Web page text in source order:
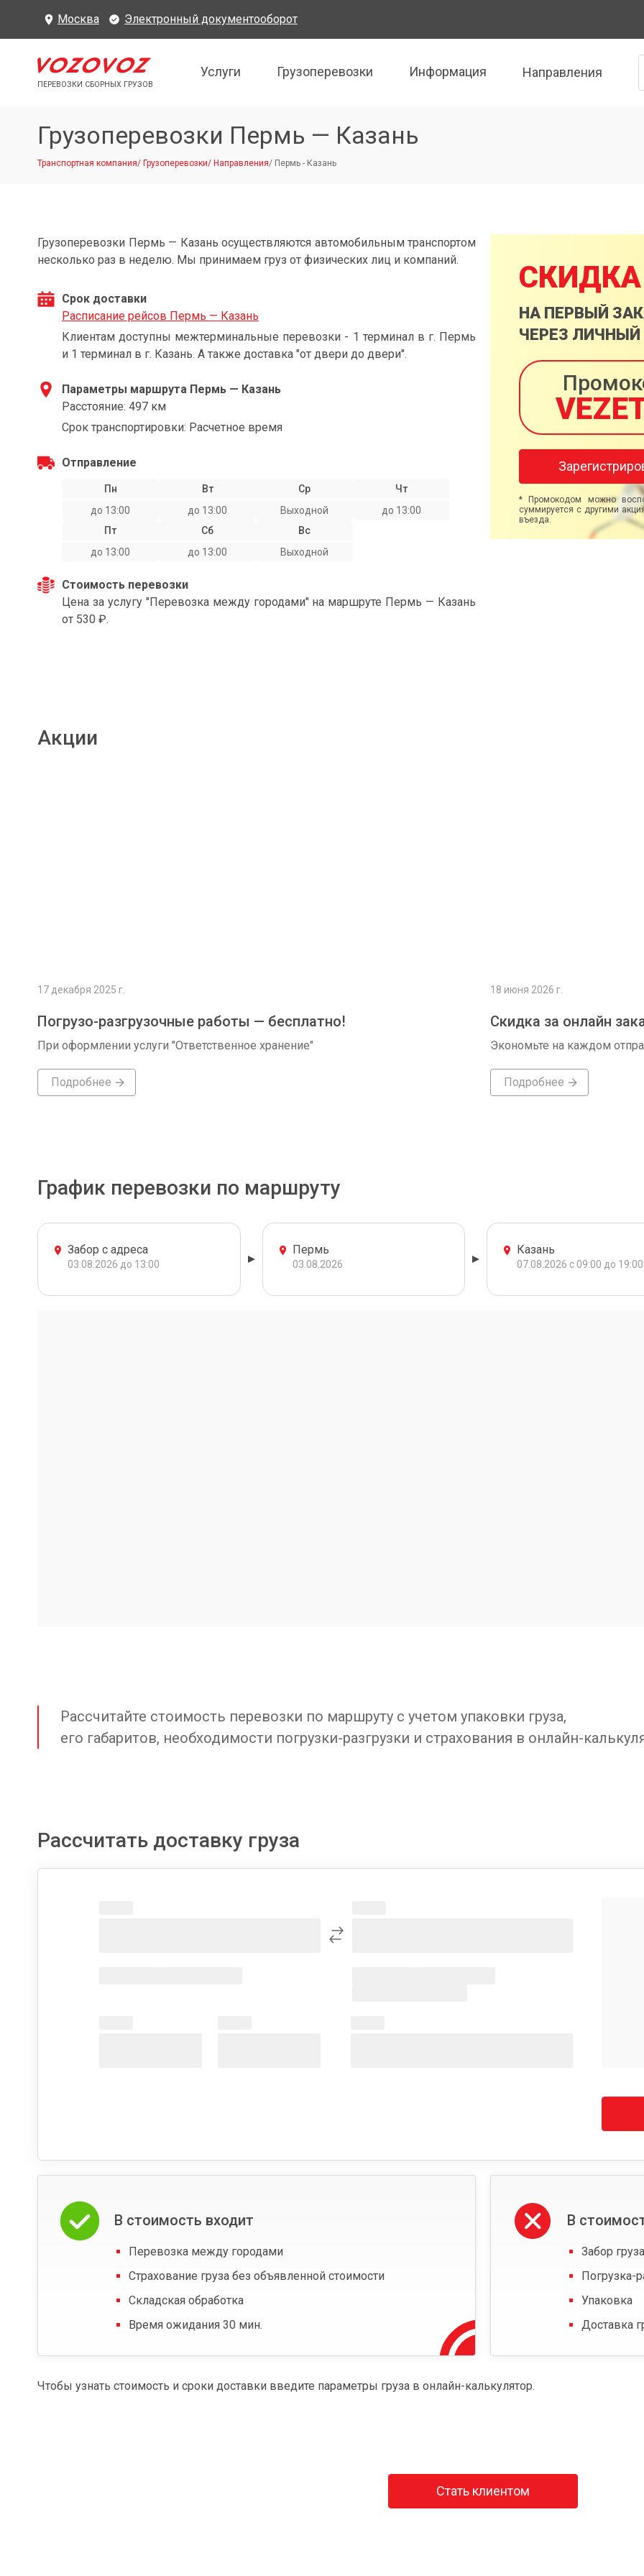
Москва Электронный документооборот
ПЕРЕВОЗКИ СБОРНЫХ ГРУЗОВ
Услуги Грузоперевозки Информация Направления
Грузоперевозки Пермь — Казань
Транспортная компания/ Грузоперевозки/ Направления/ Пермь - Казань
Грузоперевозки Пермь — Казань осуществляются автомобильным транспортом
несколько раз в неделю. Мы принимаем груз от физических лиц и компаний.
Срок доставки
Расписание рейсов Пермь — Казань
Клиентам доступны межтерминальные перевозки - 1 терминал в г. Пермь
и 1 терминал в г. Казань. А также доставка "от двери до двери".
Параметры маршрута Пермь — Казань
Расстояние: 497 км
Срок транспортировки: Расчетное время
Отправление
Пн
до 13:00
Вт
до 13:00
Ср
Выходной
Чт
до 13:00
Пт
до 13:00
Сб
до 13:00
Вс
Выходной
Стоимость перевозки
Цена за услугу "Перевозка между городами" на маршруте Пермь — Казань
от 530 ₽.
СКИДКА
НА ПЕРВЫЙ
ЧЕРЕЗ ЛИЧНЫЙ
* Промокодом можно
суммируется с другими
въезда.
Акции
17 декабря 2025 г.
Погрузо-разгрузочные работы — бесплатно!
При оформлении услуги "Ответственное хранение"
Подробнее
18 июня 2026 г.
Скидка за онлайн
Экономьте на каждом
Подробнее
График перевозки по маршруту
Забор с адреса
03.08.2026 до 13:00
Пермь
03.08.2026
Казань
07.08.2026 с 09:00 до 19:00
Рассчитайте стоимость перевозки по маршруту с учетом упаковки груза,
его габаритов, необходимости погрузки-разгрузки и страхования в онлайн-
Рассчитать доставку груза
В стоимость входит
Перевозка между городами
Страхование груза без объявленной стоимости
Складская обработка
Время ожидания 30 мин.
В
Забор
Погрузка-
Упаковка
Доставка
Чтобы узнать стоимость и сроки доставки введите параметры груза в онлайн-калькулятор.
Стать клиентом